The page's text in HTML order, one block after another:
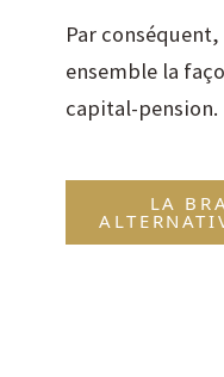
Par
ensemble la
capital-pension.
LA